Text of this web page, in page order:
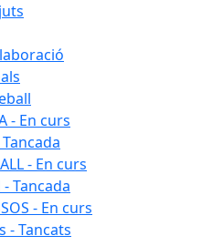
- En curs
- En curs
Tancada
- En curs
- Tancats